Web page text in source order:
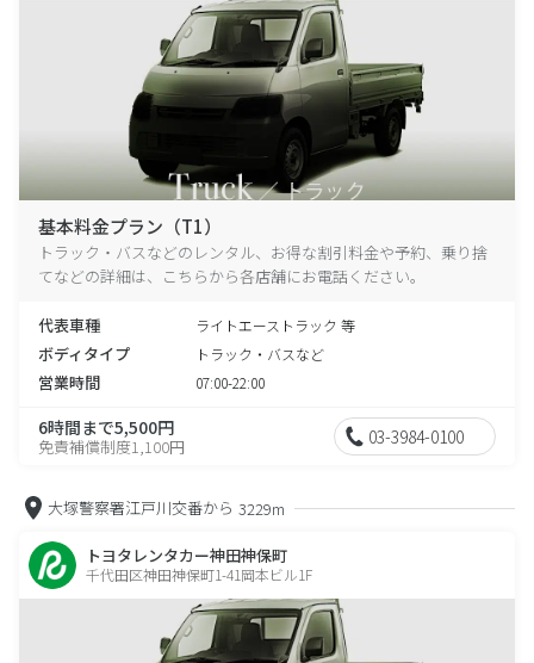
基本料金プラン（T1）
トラック・バスなどのレンタル、お得な割引料金や予約、乗り捨
てなどの詳細は、こちらから各店舗にお電話ください。
代表車種 ライトエーストラック 等
ボディタイプ トラック・バスなど
営業時間 07:00-22:00
6時間まで5,500円
免責補償制度1,100円 03-3984-0100
大塚警察署江戸川交番から 3229m
トヨタレンタカー神田神保町
千代田区神田神保町1-41岡本ビル1F